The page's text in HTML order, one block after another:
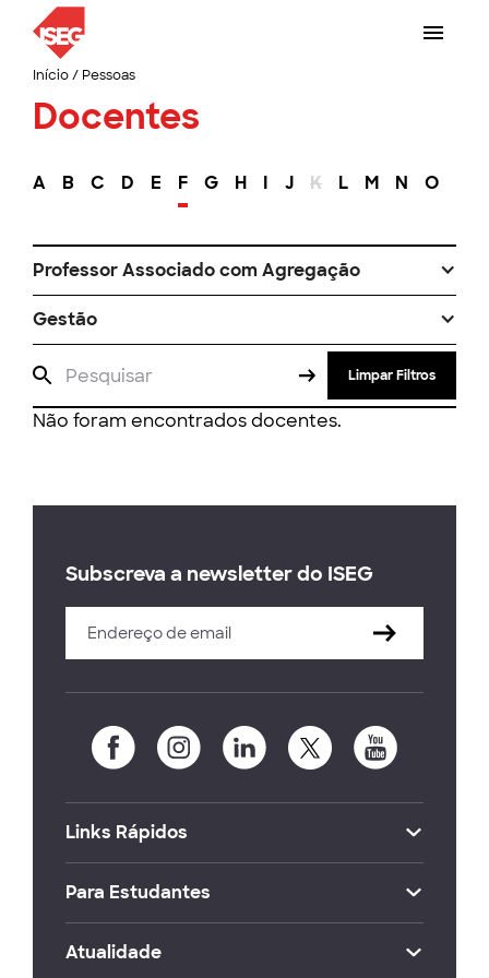
Início/ Pessoas
Docentes
A B C D E F G H I J K L M N O
Professor Associado com Agregação
Gestão
Limpar Filtros
Não foram encontrados docentes.
Subscreva a newsletter do ISEG
Links Rápidos
Para Estudantes
Atualidade